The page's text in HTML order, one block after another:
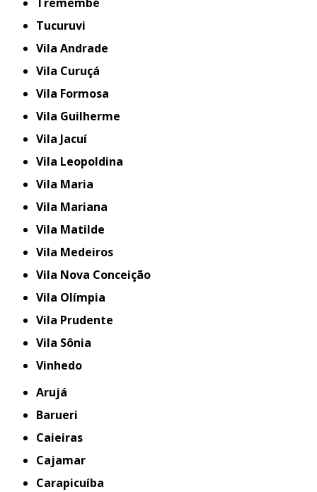
Tremembé
Tucuruvi
Vila Andrade
Vila Curuçá
Vila Formosa
Vila Guilherme
Vila Jacuí
Vila Leopoldina
Vila Maria
Vila Mariana
Vila Matilde
Vila Medeiros
Vila Nova Conceição
Vila Olímpia
Vila Prudente
Vila Sônia
Vinhedo
Arujá
Barueri
Caieiras
Cajamar
Carapicuíba